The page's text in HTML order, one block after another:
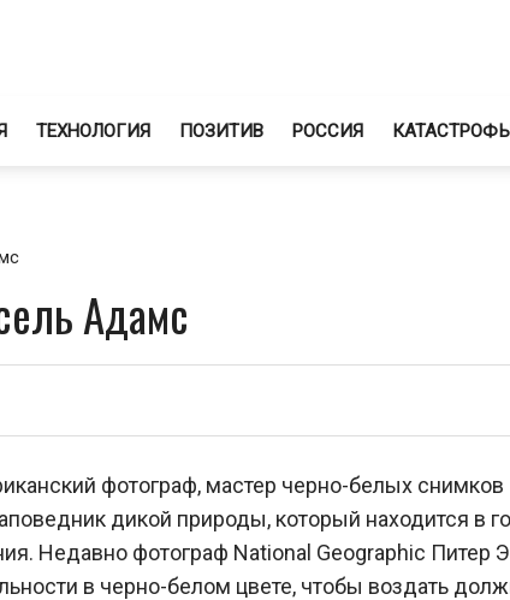
ТЕХНОЛОГИЯ ПОЗИТИВ РОССИЯ
Адамс
фотограф, мастер черно-белых снимков
дикой природы, который находится в
Недавно фотограф National Geographic Питер
в черно-белом цвете, чтобы воздать